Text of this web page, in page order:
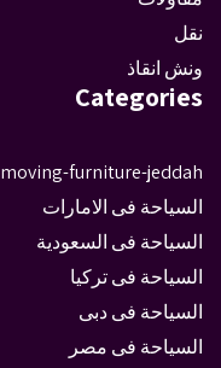
نقل
ونش انقاذ
Categories
moving-furniture-jeddah
السياحة فى الامارات
السياحة فى السعودية
السياحة فى تركيا
السياحة فى دبى
السياحة فى مصر